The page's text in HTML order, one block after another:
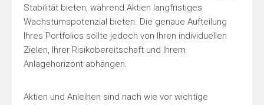
Stabilität bieten, während Aktien langfristiges
Wachstumspotenzial bieten. Die genaue Aufteilung
Ihres Portfolios sollte jedoch von Ihren individuellen
Zielen, Ihrer Risikobereitschaft und Ihrem
Anlagehorizont abhängen.
Aktien und Anleihen sind nach wie vor wichtige